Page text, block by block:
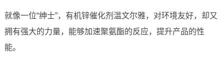
就像一位“绅士”，有机锌催化剂温文尔雅，对环境友好，却又
拥有强大的力量，能够加速聚氨酯的反应，提升产品的性
能。